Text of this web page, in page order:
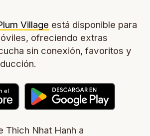
Village está disponible para
ofreciendo extras
sin conexión, favoritos y
Thich Nhat Hanh a